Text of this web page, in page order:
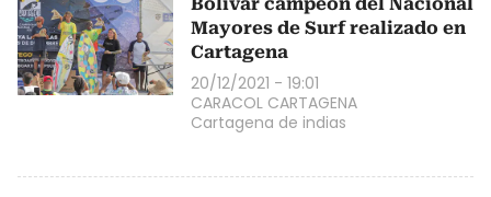
Mayores de Surf realizado en
Cartagena
20/12/2021 - 19:01
CARACOL CARTAGENA
Cartagena de indias